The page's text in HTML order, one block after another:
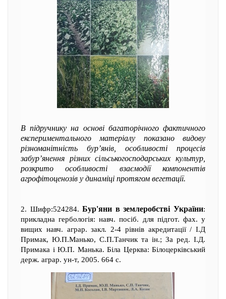
В підручнику на основі багаторічного фактичного
експериментального матеріалу показано видову
різноманітність бур’янів, особливості процесів
забур’янення різних сільськогосподарських культур,
розкрито особливості взаємодії компонентів
агрофітоценозів у динаміці протягом вегетації.
2. Шифр:524284.Бур'яни в землеробстві України:
прикладна гербологія: навч. посіб. для підгот. фах. у
вищих навч. аграр. закл. 2-4 рівнів акредитації / І.Д
Примак, Ю.П.Манько, С.П.Танчик та ін.; За ред. І.Д.
Примака і Ю.П. Манька. Біла Церква: Білоцерківський
держ. аграр. ун-т, 2005. 664 с.